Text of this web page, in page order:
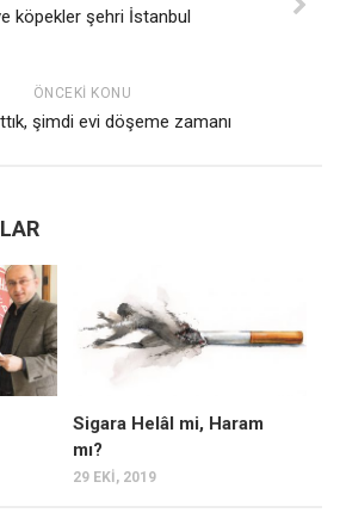
köpekler şehri İstanbul
ÖNCEKI KONU
şimdi evi döşeme zamanı
Sigara Helâl mi, Haram
mı?
29 EKI, 2019